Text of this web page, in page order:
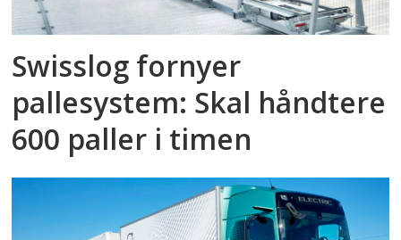
Swisslog fornyer
pallesystem: Skal håndtere
600 paller i timen